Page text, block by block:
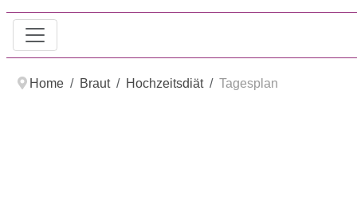
Home Braut Hochzeitsdiät Tagesplan